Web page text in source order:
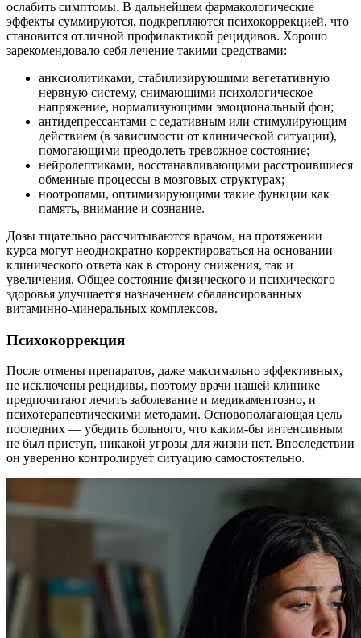
ослабить симптомы. В дальнейшем фармакологические
эффекты суммируются, подкрепляются психокоррекцией, что
становится отличной профилактикой рецидивов. Хорошо
зарекомендовало себя лечение такими средствами:
анксиолитиками, стабилизирующими вегетативную
нервную систему, снимающими психологическое
напряжение, нормализующими эмоциональный фон;
антидепрессантами с седативным или стимулирующим
действием (в зависимости от клинической ситуации),
помогающими преодолеть тревожное состояние;
нейролептиками, восстанавливающими расстроившиеся
обменные процессы в мозговых структурах;
ноотропами, оптимизирующими такие функции как
память, внимание и сознание.
Дозы тщательно рассчитываются врачом, на протяжении
курса могут неоднократно корректироваться на основании
клинического ответа как в сторону снижения, так и
увеличения. Общее состояние физического и психического
здоровья улучшается назначением сбалансированных
витаминно-минеральных комплексов.
Психокоррекция
После отмены препаратов, даже максимально эффективных,
не исключены рецидивы, поэтому врачи нашей клинике
предпочитают лечить заболевание и медикаментозно, и
психотерапевтическими методами. Основополагающая цель
последних — убедить больного, что каким-бы интенсивным
не был приступ, никакой угрозы для жизни нет. Впоследствии
он уверенно контролирует ситуацию самостоятельно.